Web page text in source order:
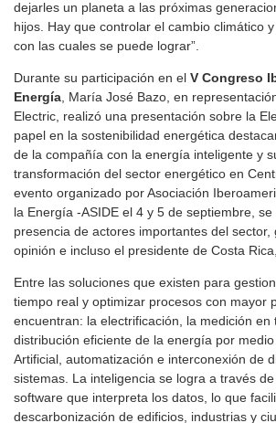
dejarles un planeta a las próximas
hijos. Hay que controlar el cambio climático
con las cuales se puede lograr”.
Durante su participación en el V Congreso
Energía , María José Bazo, en
Electric, realizó una presentación sobre la
papel en la sostenibilidad energética
de la compañía con la energía inteligente y
transformación del sector energético en
evento organizado por Asociación
la Energía -ASIDE el 4 y 5 de septiembre, se
presencia de actores importantes del
opinión e incluso el presidente de Costa
Entre las soluciones que existen para
tiempo real y optimizar procesos con mayor
encuentran: la electrificación, la medición en
distribución eficiente de la energía por
Artificial, automatización e interconexión de
sistemas. La inteligencia se logra a través
software que interpreta los datos, lo que
descarbonización de edificios, industrias y